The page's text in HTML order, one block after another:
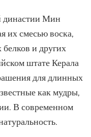
Мин
их смесью воска,
и других
штате Керала
для длинных
как мудры,
В современном